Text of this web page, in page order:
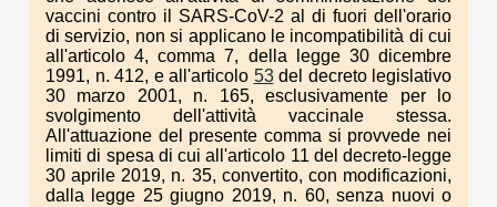
vaccini contro il SARS-CoV-2 al di fuori dell'orario
di servizio, non si applicano le incompatibilità di cui
all'articolo 4, comma 7, della legge 30 dicembre
1991, n. 412, e all'articolo 53del decreto legislativo
30 marzo 2001, n. 165, esclusivamente per lo
svolgimento dell'attività vaccinale stessa.
All'attuazione del presente comma si provvede nei
limiti di spesa di cui all'articolo 11 del decreto-legge
30 aprile 2019, n. 35, convertito, con modificazioni,
dalla legge 25 giugno 2019, n. 60, senza nuovi o